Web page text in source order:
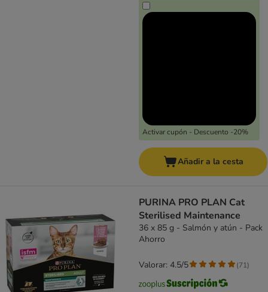
Activar cupón - Descuento -20%
Añadir a la cesta
PURINA PRO PLAN Cat
Sterilised Maintenance
36 x 85 g - Salmón y atún - Pack
Ahorro
Valorar: 4.5/5 (71)